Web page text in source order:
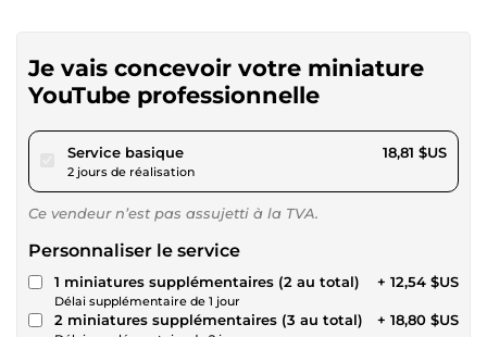
Je vais concevoir votre miniature
YouTube professionnelle
Service basiquepour 17,33 $US
2 jours de réalisation
18,81 $US
Ce vendeur n’est pas assujetti à la TVA.
Personnaliser le service
1 miniatures supplémentaires (2 au total)
Délai supplémentaire de 1 jour
+ 12,54 $US
2 miniatures supplémentaires (3 au total) + 18,80 $US